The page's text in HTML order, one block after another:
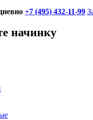
+7 (495) 432-11-99
начинку